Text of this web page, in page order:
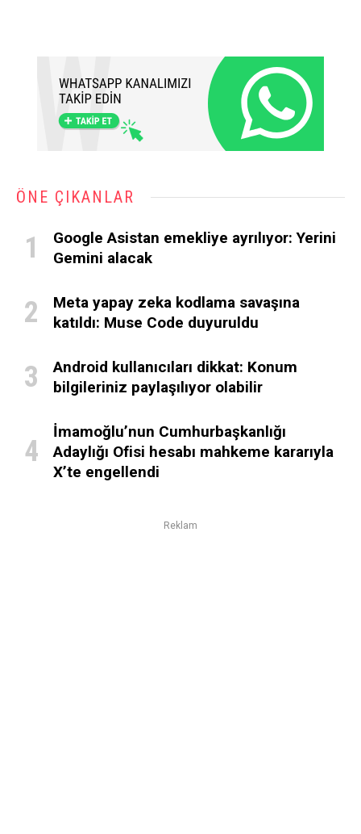
ÖNE ÇIKANLAR
Google Asistan emekliye ayrılıyor: Yerini
Gemini alacak
Meta yapay zeka kodlama savaşına
katıldı: Muse Code duyuruldu
Android kullanıcıları dikkat: Konum
bilgileriniz paylaşılıyor olabilir
İmamoğlu’nun Cumhurbaşkanlığı
Adaylığı Ofisi hesabı mahkeme kararıyla
X’te engellendi
Reklam